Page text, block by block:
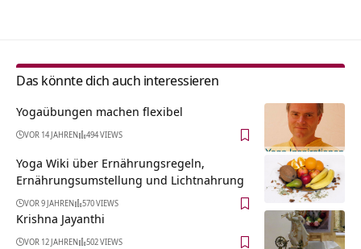
Das könnte dich auch interessieren
Yogaübungen machen flexibel
VOR 14 JAHREN 494 VIEWS
Yoga Wiki über Ernährungsregeln,
Ernährungsumstellung und Lichtnahrung
VOR 9 JAHREN 570 VIEWS
Krishna Jayanthi
VOR 12 JAHREN 502 VIEWS